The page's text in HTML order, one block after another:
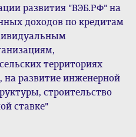
развития "ВЭБ.РФ" на
доходов по кредитам
территориях
на развитие инженерной
строительство
ставке"